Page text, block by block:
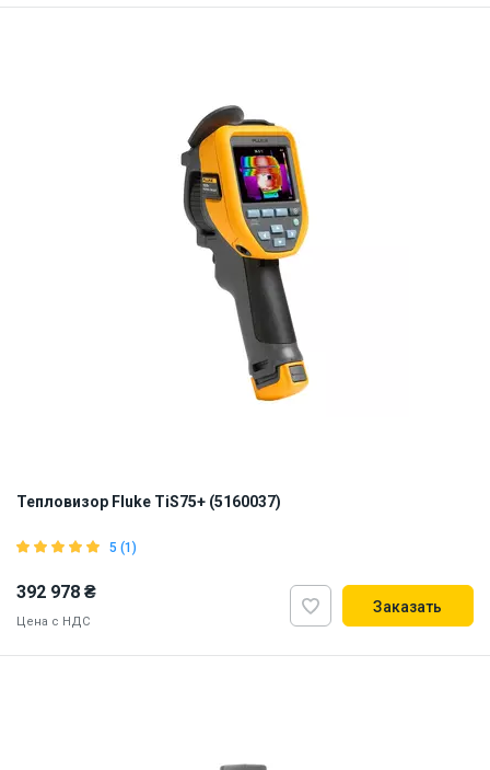
Тепловизор Fluke TiS75+ (5160037)
5 (1)
392 978 ₴
Цена с НДС
Заказать